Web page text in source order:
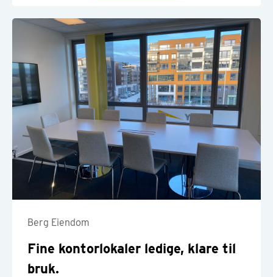
Berg Eiendom
Fine kontorlokaler ledige, klare til
bruk.